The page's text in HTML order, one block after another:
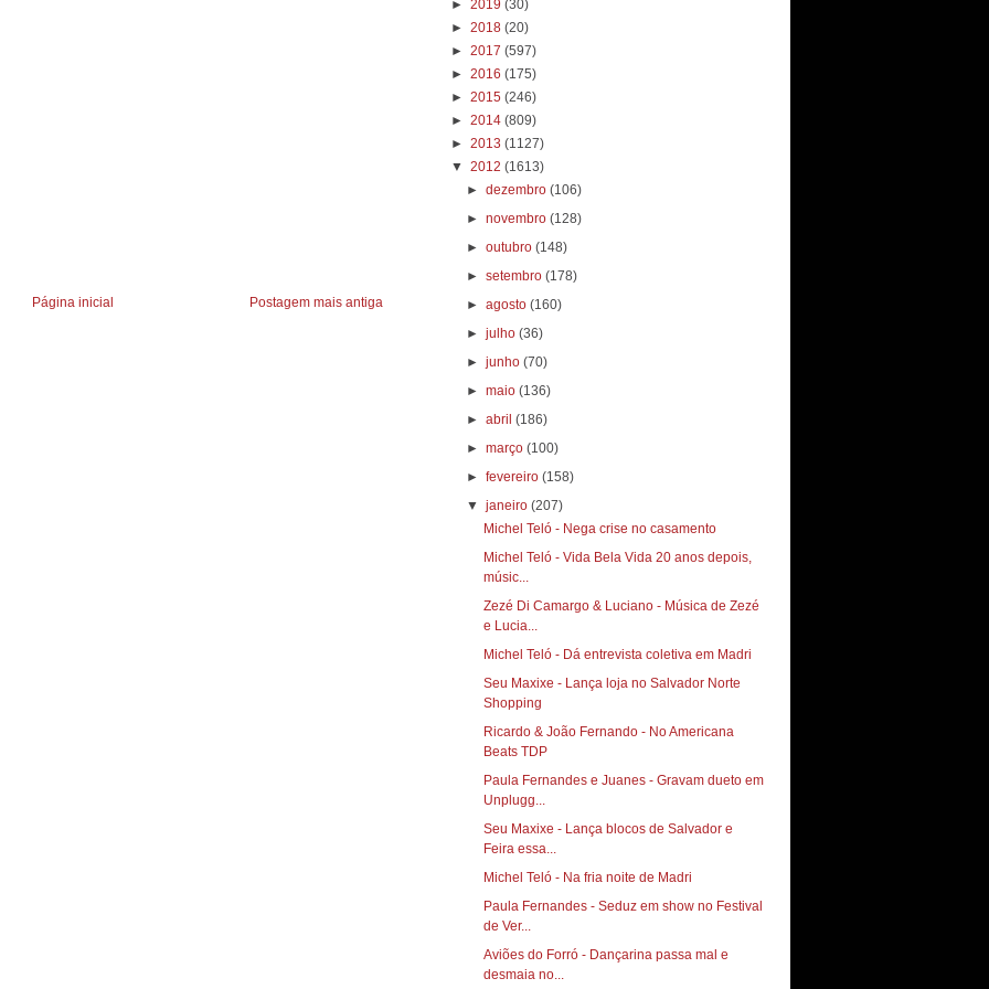
Postagem mais antiga
Página inicial
► 2019 (30)
► 2018 (20)
► 2017 (597)
► 2016 (175)
► 2015 (246)
► 2014 (809)
► 2013 (1127)
▼ 2012 (1613)
►dezembro(106)
►novembro(128)
►outubro(148)
►setembro(178)
►agosto(160)
►julho(36)
►junho(70)
►maio(136)
►abril(186)
►março(100)
►fevereiro(158)
▼janeiro(207)
Michel Teló - Nega crise no casamento
Michel Teló - Vida Bela Vida 20 anos depois,
músic...
Zezé Di Camargo & Luciano - Música de Zezé
e Lucia...
Michel Teló - Dá entrevista coletiva em Madri
Seu Maxixe - Lança loja no Salvador Norte
Ricardo & João Fernando - No Americana
Beats TDP‏
Paula Fernandes e Juanes - Gravam dueto em
Unplugg...
Seu Maxixe - Lança blocos de Salvador e
Feira essa...
Michel Teló - Na fria noite de Madri
Paula Fernandes - Seduz em show no Festival
de Ver...
Aviões do Forró - Dançarina passa mal e
desmaia no...